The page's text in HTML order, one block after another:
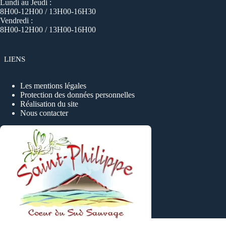
Lundi au Jeudi :
8H00-12H00 / 13H00-16H30
Vendredi :
8H00-12H00 / 13H00-16H00
LIENS
Les mentions légales
Protection des données personnelles
Réalisation du site
Nous contacter